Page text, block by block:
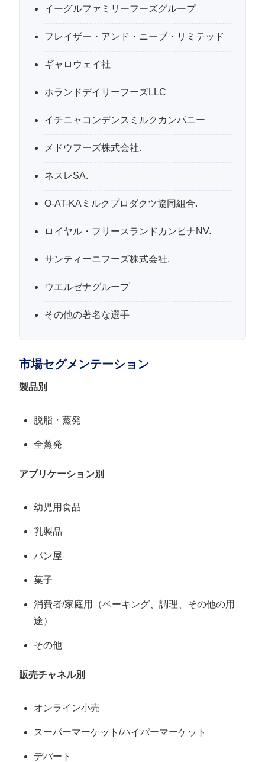
イーグルファミリーフーズグループ
フレイザー・アンド・ニーブ・リミテッド
ギャロウェイ社
ホランドデイリーフーズLLC
イチニャコンデンスミルクカンパニー
メドウフーズ株式会社.
ネスレSA.
O-AT-KAミルクプロダクツ協同組合.
ロイヤル・フリースランドカンピナNV.
サンティーニフーズ株式会社.
ウエルゼナグループ
その他の著名な選手
市場セグメンテーション
製品別
脱脂・蒸発
全蒸発
アプリケーション別
幼児用食品
乳製品
パン屋
菓子
消費者/家庭用（ベーキング、調理、その他の用
途）
その他
販売チャネル別
オンライン小売
スーパーマーケット/ハイパーマーケット
デパート